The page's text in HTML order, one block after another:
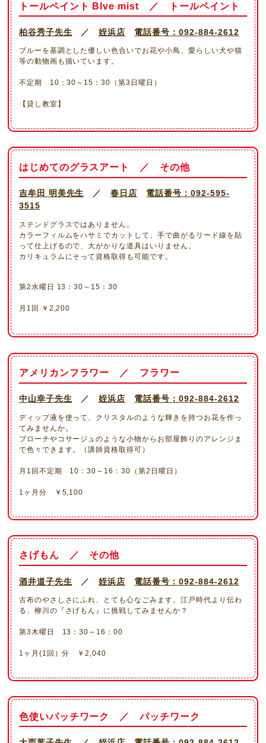
トールペイント Blve mist ／ トールペイント
柏谷秀子先生 ／姪浜店 電話番号：092-884-2612
ブルーを基調とした優しい色合いでお花や小鳥、愛らしい犬や猫
等の動物画も描いています。
不定期 10：30～15：30（第3日曜日）
【貸し教室】
はじめてのグラスアート ／ その他
吉牟田 明美先生 ／春日店
電話番号：092-595-
3515
ステンドグラスではありません。
カラーフィルムをハサミでカットして、手で曲がるリード線を貼
って仕上げるので、大がかりな道具はいりません。
カリキュラムにそって資格取得も可能です。
第2水曜日 13：30～15：30
月1回 ￥2,200
アメリカンフラワー ／ フラワー
中山幸子先生 ／姪浜店 電話番号：092-884-2612
ディップ液を使って、クリスタルのような輝きを持つお花を作っ
てみませんか。
ブローチやコサージュのような小物からお部屋飾りのアレンジま
で色々できます。（講師資格取得可）
月1回不定期 10：30～16：30（第2日曜日）
1ヶ月分 ￥5,100
さげもん ／ その他
酒井道子先生 ／姪浜店 電話番号：092-884-2612
古布のやさしさにふれ、とても心なごみます。江戸時代より伝わ
る、柳川の『さげもん』に挑戦してみませんか？
第3木曜日 13：30～16：00
1ヶ月(1回）分 ￥2,040
色使いパッチワーク ／ パッチワーク